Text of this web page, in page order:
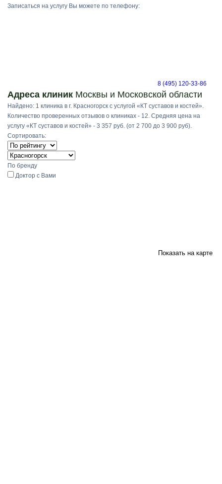
Записаться на услугу Вы можете по телефону:
8 (495) 120-33-86
Адреса клиник Москвы и Московской области
Найдено: 1 клиника в г. Красногорск с услугой «КТ суставов и костей».
Количество проверенных отзывов о клиниках - 12. Средняя цена на
услугу «КТ суставов и костей» - 3 357 руб. (от 2 700 до 3 900 руб).
Сортировать:
По бренду
Доктор с Вами
Показать на карте